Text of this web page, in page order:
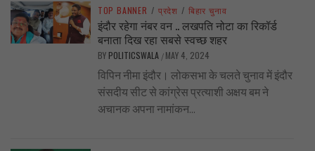
TOP BANNER / प्रदेश / बिहार चुनाव
इंदौर रहेगा नंबर वन .. लखपति नोटा का रिकॉर्ड
बनाता दिख रहा सबसे स्वच्छ शहर
BY POLITICSWALA / MAY 4, 2024
विपिन नीमा इंदौर। लोकसभा के चलते चुनाव में इंदौर
संसदीय सीट से कांग्रेस प्रत्याशी अक्षय बम ने
अचानक अपना नामांकन...